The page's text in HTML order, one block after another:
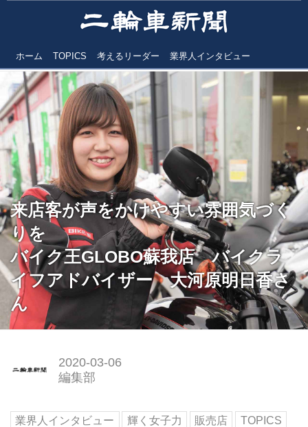
ホーム TOPICS 考えるリーダー 業界人インタビュー
来店客が声をかけやすい雰囲気づく
りを
バイク王GLOBO蘇我店 バイクラ
イフアドバイザー 大河原明日香さ
ん
2020-03-06
編集部
業界人インタビュー 輝く女子力 販売店 TOPICS